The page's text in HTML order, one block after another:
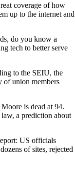
coverage of how
up to the internet and
do you know a
tech to better serve
to the SEIU, the
of union members
is dead at 94.
a prediction about
US officials
of sites, rejected